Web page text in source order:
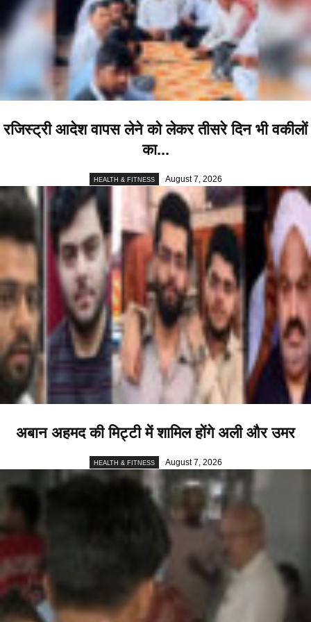
रजिस्ट्री आदेश वापस लेने को लेकर तीसरे दिन भी वकीलों
का...
HEALTH & FITNESS August 7, 2026
अबान अहमद की मिट्टी में शामिल होंगे अली और उमर
HEALTH & FITNESS August 7, 2026